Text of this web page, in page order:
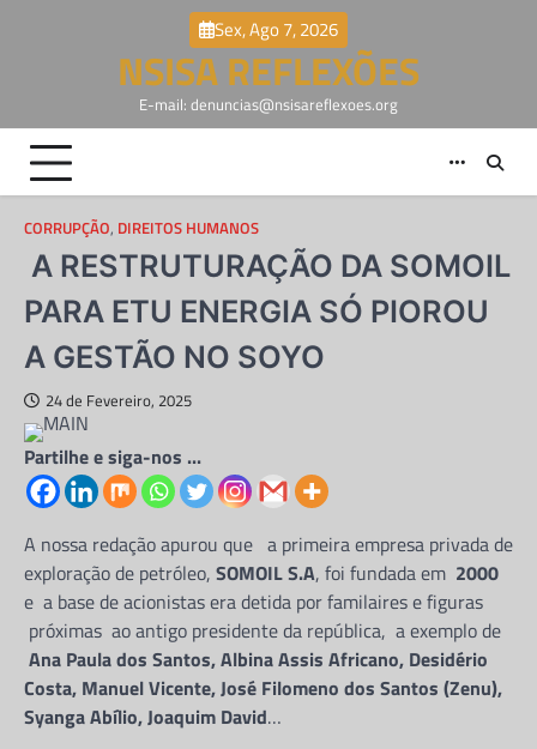
Sex, Ago 7, 2026
NSISA REFLEXÕES
E-mail: denuncias@nsisareflexoes.org
CORRUPÇÃO, DIREITOS HUMANOS
A RESTRUTURAÇÃO DA SOMOIL
PARA ETU ENERGIA SÓ PIOROU
A GESTÃO NO SOYO
24 de Fevereiro, 2025
Partilhe e siga-nos ...
A nossa redação apurou que a primeira empresa privada de
exploração de petróleo, SOMOIL S.A, foi fundada em 2000
e a base de acionistas era detida por familaires e figuras
próximas ao antigo presidente da república, a exemplo de
Ana Paula dos Santos, Albina Assis Africano, Desidério
Costa, Manuel Vicente, José Filomeno dos Santos (Zenu),
Syanga Abílio, Joaquim David…